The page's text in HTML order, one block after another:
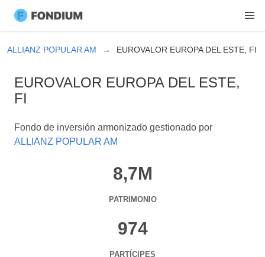
ALLIANZ POPULAR AM EUROVALOR EUROPA DEL ESTE, FI
EUROVALOR EUROPA DEL ESTE,
FI
Fondo de inversión armonizado gestionado por
ALLIANZ POPULAR AM
8,7M
PATRIMONIO
974
PARTÍCIPES